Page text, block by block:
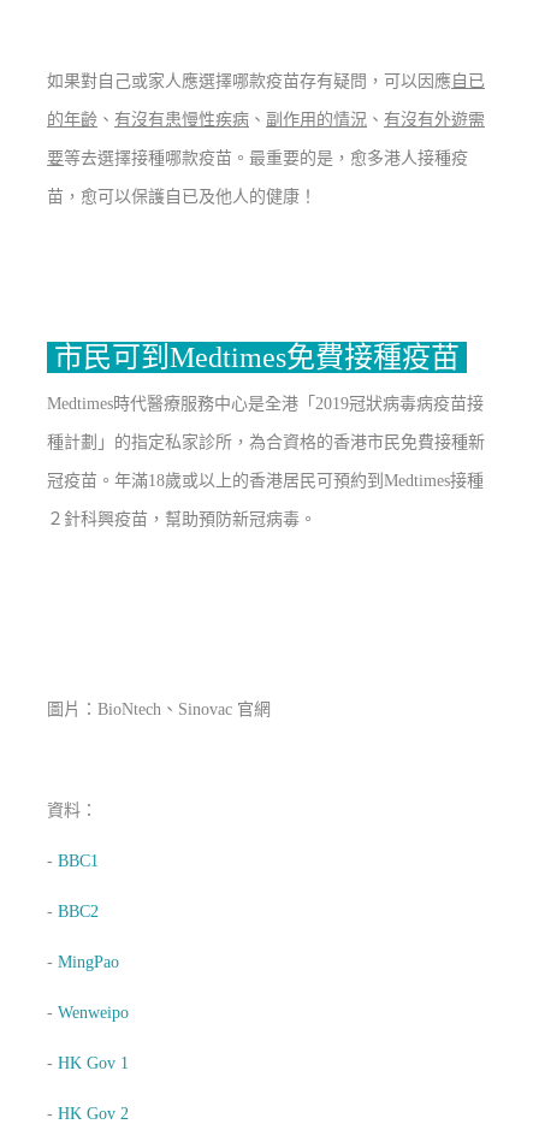
如果對自己或家人應選擇哪款疫苗存有疑問，可以因應自已
的年齡 、 有沒有患慢性疾病 、 副作用的情況 、 有沒有外遊需
要等去選擇接種哪款疫苗。最重要的是，愈多港人接種疫
苗，愈可以保護自已及他人的健康！
市民可到Medtimes免費接種疫苗
Medtimes時代醫療服務中心是全港「2019冠狀病毒病疫苗接
種計劃」的指定私家診所，為合資格的香港市民免費接種新
冠疫苗。年滿18歲或以上的香港居民可預約到Medtimes接種
２針科興疫苗，幫助預防新冠病毒。
圖片：BioNtech、Sinovac 官網
資料：
-BBC1
-BBC2
-MingPao
-Wenweipo
-HK Gov 1
-HK Gov 2